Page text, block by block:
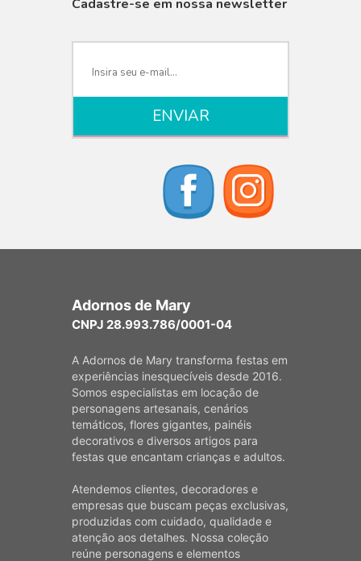
Cadastre-se em nossa newsletter
Adornos de Mary
CNPJ 28.993.786/0001-04
A Adornos de Mary transforma festas em
experiências inesquecíveis desde 2016.
Somos especialistas em locação de
personagens artesanais, cenários
temáticos, flores gigantes, painéis
decorativos e diversos artigos para
festas que encantam crianças e adultos.
Atendemos clientes, decoradores e
empresas que buscam peças exclusivas,
produzidas com cuidado, qualidade e
atenção aos detalhes. Nossa coleção
reúne personagens e elementos